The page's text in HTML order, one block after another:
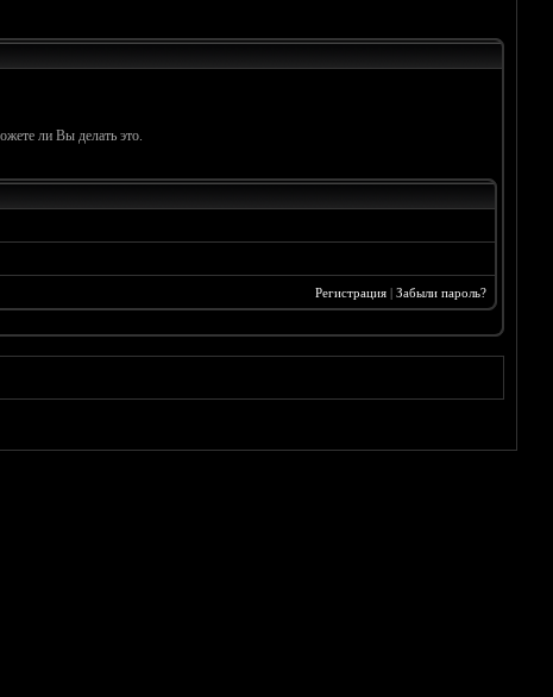
ли Вы делать это.
Регистрация| Забыли пароль?